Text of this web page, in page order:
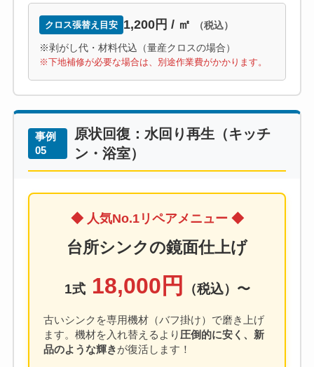
クロス張替え目安 1,200円 / ㎡ （税込）
※剥がし代・材料代込（量産クロスの場合）
※下地補修が必要な場合は、別途作業費がかかります。
事例
05
原状回復：水回り再生（キッチ
ン・浴室）
◆ 人気No.1リペアメニュー ◆
台所シンクの鏡面仕上げ
1式18,000円 （税込）〜
古いシンクを専用機材（バフ掛け）で磨き上げ
ます。機材を入れ替えるより 圧倒的に安く、新
品のような輝きが復活します！